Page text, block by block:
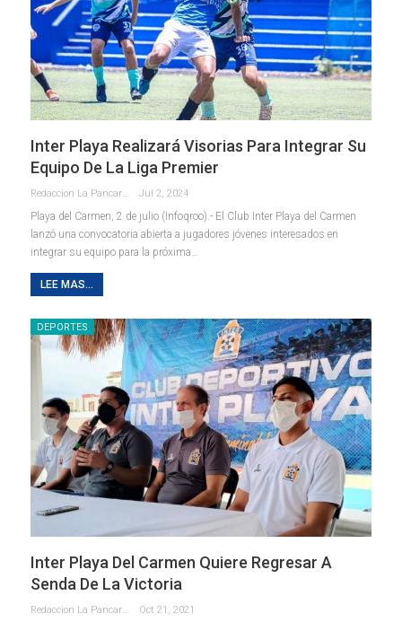
Inter Playa Realizará Visorias Para Integrar Su
Equipo De La Liga Premier
Redaccion La Pancarta De Quintana Roo Jul 2, 2024
Playa del Carmen, 2 de julio (Infoqroo).- El Club Inter Playa del Carmen
lanzó una convocatoria abierta a jugadores jóvenes interesados en
integrar su equipo para la próxima…
LEE MAS...
DEPORTES
Inter Playa Del Carmen Quiere Regresar A
Senda De La Victoria
Redaccion La Pancarta De Quintana Roo Oct 21, 2021